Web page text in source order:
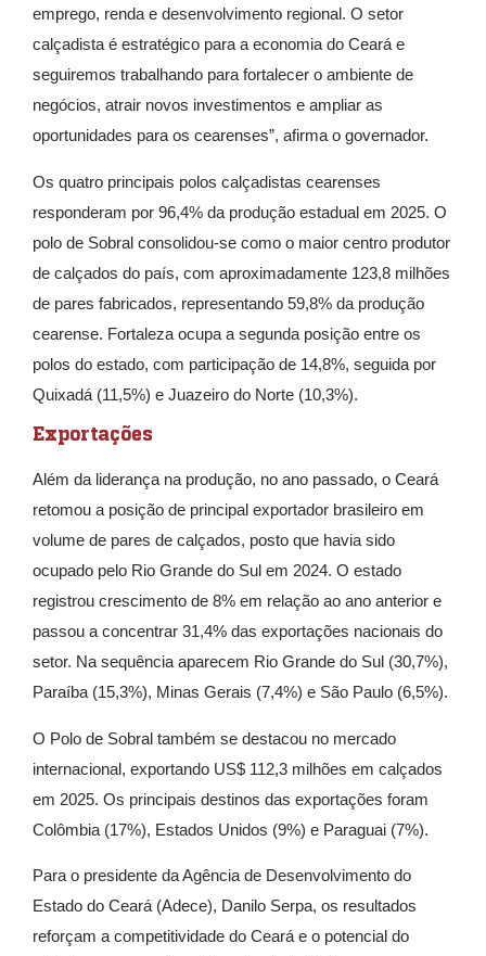
emprego, renda e desenvolvimento regional. O setor
calçadista é estratégico para a economia do Ceará e
seguiremos trabalhando para fortalecer o ambiente de
negócios, atrair novos investimentos e ampliar as
oportunidades para os cearenses”, afirma o governador.
Os quatro principais polos calçadistas cearenses
responderam por 96,4% da produção estadual em 2025. O
polo de Sobral consolidou-se como o maior centro produtor
de calçados do país, com aproximadamente 123,8 milhões
de pares fabricados, representando 59,8% da produção
cearense. Fortaleza ocupa a segunda posição entre os
polos do estado, com participação de 14,8%, seguida por
Quixadá (11,5%) e Juazeiro do Norte (10,3%).
Exportações
Além da liderança na produção, no ano passado, o Ceará
retomou a posição de principal exportador brasileiro em
volume de pares de calçados, posto que havia sido
ocupado pelo Rio Grande do Sul em 2024. O estado
registrou crescimento de 8% em relação ao ano anterior e
passou a concentrar 31,4% das exportações nacionais do
setor. Na sequência aparecem Rio Grande do Sul (30,7%),
Paraíba (15,3%), Minas Gerais (7,4%) e São Paulo (6,5%).
O Polo de Sobral também se destacou no mercado
internacional, exportando US$ 112,3 milhões em calçados
em 2025. Os principais destinos das exportações foram
Colômbia (17%), Estados Unidos (9%) e Paraguai (7%).
Para o presidente da Agência de Desenvolvimento do
Estado do Ceará (Adece), Danilo Serpa, os resultados
reforçam a competitividade do Ceará e o potencial do